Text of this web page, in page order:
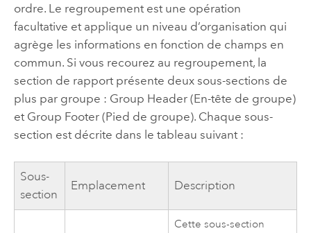
ordre. Le regroupement est une opération
facultative et applique un niveau d’organisation qui
agrège les informations en fonction de champs en
commun. Si vous recourez au regroupement, la
section de rapport présente deux sous-sections de
plus par groupe : Group Header (En-tête de groupe)
et Group Footer (Pied de groupe). Chaque sous-
section est décrite dans le tableau suivant :
Sous-
section
Emplacement Description
Cette sous-section